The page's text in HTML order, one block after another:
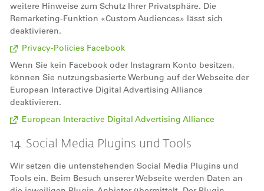
weitere Hinweise zum Schutz Ihrer Privatsphäre. Die
Remarketing-Funktion «Custom Audiences» lässt sich
deaktivieren.
Privacy-Policies Facebook
Wenn Sie kein Facebook oder Instagram Konto besitzen,
können Sie nutzungsbasierte Werbung auf der Webseite der
European Interactive Digital Advertising Alliance
deaktivieren.
European Interactive Digital Advertising Alliance
14. Social Media Plugins und Tools
Wir setzen die untenstehenden Social Media Plugins und
Tools ein. Beim Besuch unserer Webseite werden Daten an